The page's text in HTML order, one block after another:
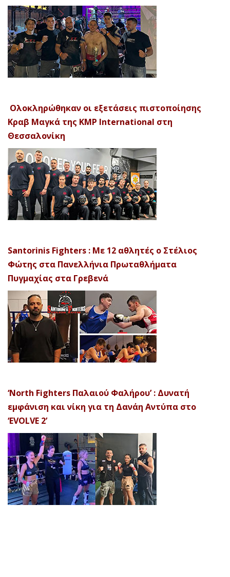
Ολοκληρώθηκαν οι εξετάσεις πιστοποίησης
Κραβ Μαγκά της KMP International στη
Θεσσαλονίκη
Santorinis Fighters : Με 12 αθλητές ο Στέλιος
Φώτης στα Πανελλήνια Πρωταθλήματα
Πυγμαχίας στα Γρεβενά
‘North Fighters Παλαιού Φαλήρου’ : Δυνατή
εμφάνιση και νίκη για τη Δανάη Αντύπα στο
‘EVOLVE 2’